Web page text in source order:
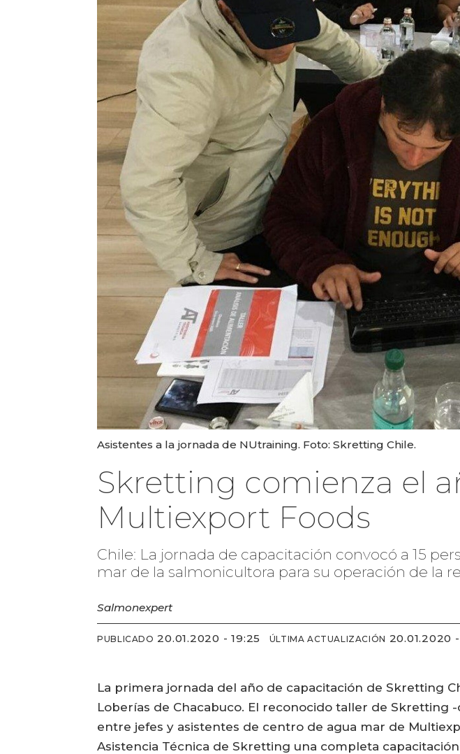
Asistentes a la jornada de NUtraining. Foto: Skretting Chile.
Skretting comienza el
Multiexport Foods
Chile: La jornada de capacitación convocó a 15
mar de la salmonicultora para su operación de la
Salmonexpert
PUBLICADO 20.01.2020 - 19:25 ÚLTIMA ACTUALIZACIÓN 20.01.2020
La primera jornada del año de capacitación de Skretting
Loberías de Chacabuco. El reconocido taller de Skretting
entre jefes y asistentes de centro de agua mar de
Asistencia Técnica de Skretting una completa